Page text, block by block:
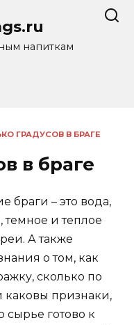
напиткам
ГРАДУСОВ В БРАГЕ
в браге
браги – это вода,
и теплое
А также
о том, как
сколько по
каковы признаки,
сырье готово к